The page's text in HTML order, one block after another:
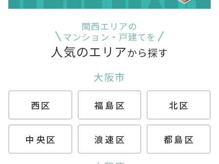
関西エリアの
マンション・戸建てを
人気のエリアから探す
大阪市
西区 福島区 北区
中央区 浪速区 都島区